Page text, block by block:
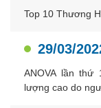
Top 10 Thương
29/03/
ANOVA lần thứ
lượng cao do